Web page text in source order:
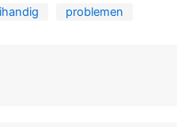
problemen